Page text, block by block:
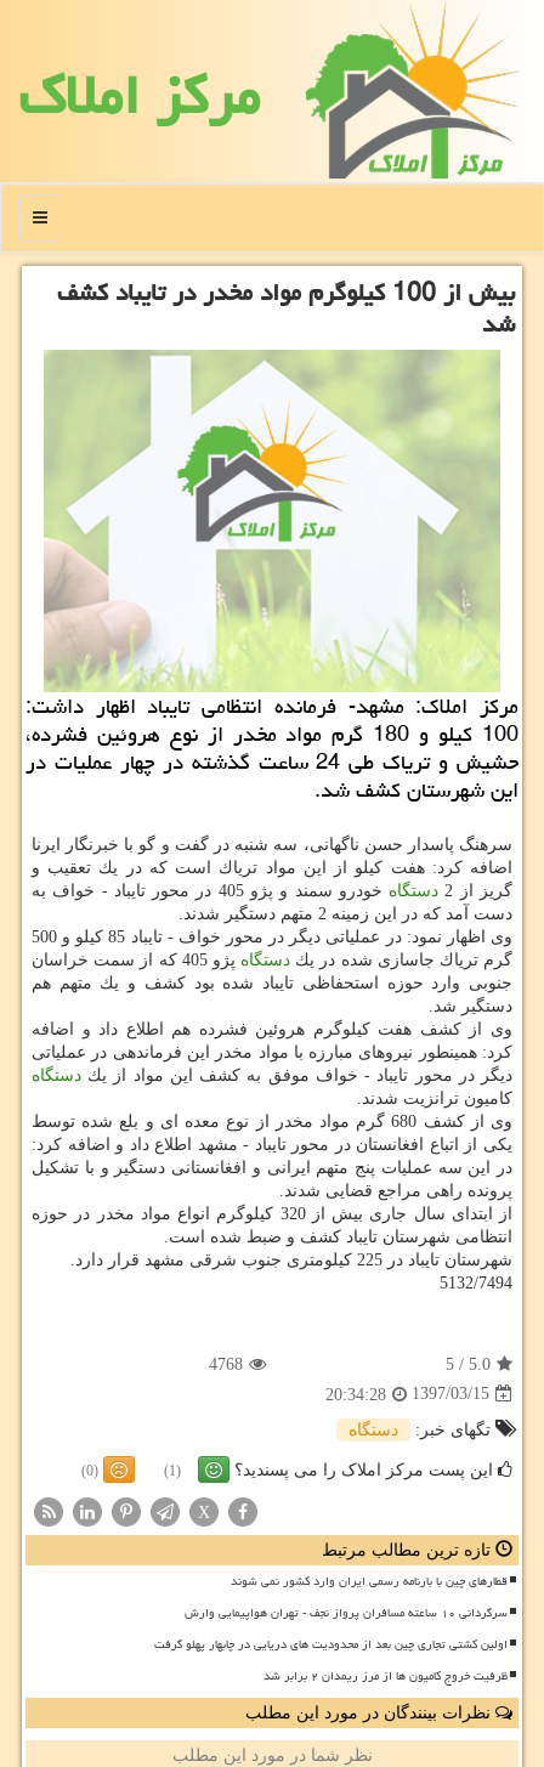
مركز املاك
منو
بیش از 100 كیلوگرم مواد مخدر در تایباد كشف
شد
مركز املاك: مشهد- فرمانده انتظامی تایباد اظهار داشت:
100 كیلو و 180 گرم مواد مخدر از نوع هروئین فشرده،
حشیش و تریاك طی 24 ساعت گذشته در چهار عملیات در
این شهرستان كشف شد.
سرهنگ پاسدار حسن ناگهانی، سه شنبه در گفت و گو با خبرنگار ایرنا
اضافه كرد: هفت كیلو از این مواد تریاك است كه در یك تعقیب و
گریز از 2
دستگاه
خودرو سمند و پژو 405 در محور تایباد - خواف به
دست آمد كه در این زمینه 2 متهم دستگیر شدند.
وی اظهار نمود: در عملیاتی دیگر در محور خواف - تایباد 85 كیلو و 500
گرم تریاك جاسازی شده در یك دستگاه
پژو 405 كه از سمت خراسان
جنوبی وارد حوزه استحفاظی تایباد شده بود كشف و یك متهم هم
دستگیر شد.
وی از كشف هفت كیلوگرم هروئین فشرده هم اطلاع داد و اضافه
كرد: همینطور نیروهای مبارزه با مواد مخدر این فرماندهی در عملیاتی
دیگر در محور تایباد - خواف موفق به كشف این مواد از یك دستگاه
كامیون ترانزیت شدند.
وی از كشف 680 گرم مواد مخدر از نوع معده ای و بلع شده توسط
یكی از اتباع افغانستان در محور تایباد - مشهد اطلاع داد و اضافه كرد:
در این سه عملیات پنج متهم ایرانی و افغانستانی دستگیر و با تشكیل
پرونده راهی مراجع قضایی شدند.
از ابتدای سال جاری بیش از 320 كیلوگرم انواع مواد مخدر در حوزه
انتظامی شهرستان تایباد كشف و ضبط شده است.
شهرستان تایباد در 225 كیلومتری جنوب شرقی مشهد قرار دارد.
5132/7494
5.0
/
5
4768
1397/03/15
20:34:28
تگهای خبر:
دستگاه
این پست مرکز املاک را می پسندید؟ (1)
(0)
X
تازه ترین مطالب مرتبط
قطارهای چین با بارنامه رسمی ایران وارد کشور نمی شوند
سرگردانی ۱۰ ساعته مسافران پرواز نجف - تهران هواپیمایی وارش
اولین کشتی تجاری چین بعد از محدودیت های دریایی در چابهار پهلو گرفت
ظرفیت خروج کامیون ها از مرز ریمدان ۲ برابر شد
نظرات بینندگان در مورد این مطلب
نظر شما در مورد این مطلب